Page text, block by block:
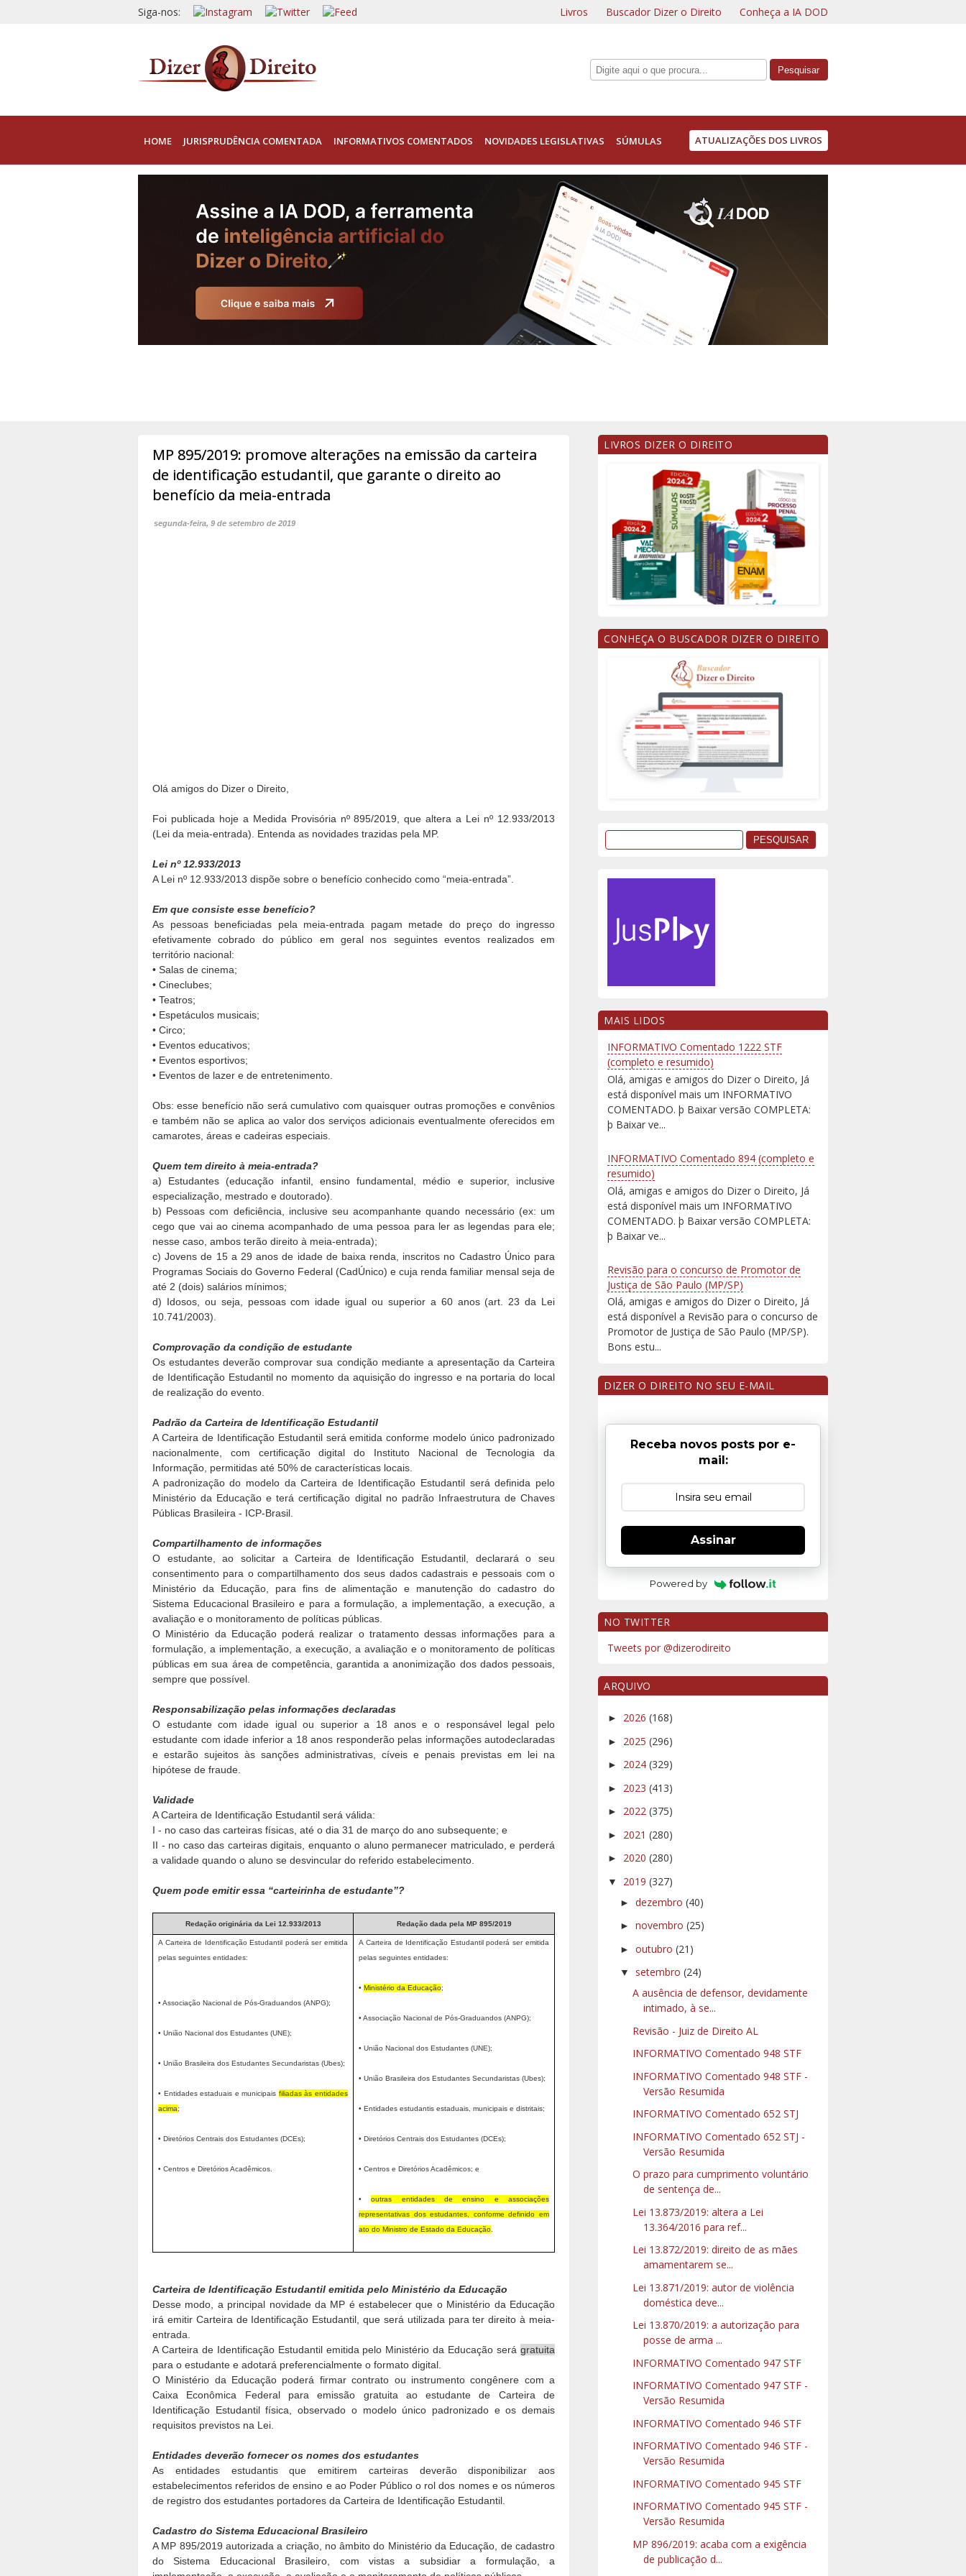
Siga-nos: Livros Buscador Dizer o Direito Conheça a IA DOD
HOME JURISPRUDÊNCIA COMENTADA INFORMATIVOS COMENTADOS NOVIDADES LEGISLATIVAS SÚMULAS ATUALIZAÇÕES DOS LIVROS
MP 895/2019: promove alterações na emissão da carteira
de identificação estudantil, que garante o direito ao
benefício da meia-entrada
segunda-feira, 9 de setembro de 2019
Olá amigos do Dizer o Direito,
Foi publicada hoje a Medida Provisória nº 895/2019, que altera a Lei nº 12.933/2013
(Lei da meia-entrada). Entenda as novidades trazidas pela MP.
Lei nº 12.933/2013
A Lei nº 12.933/2013 dispõe sobre o benefício conhecido como “meia-entrada”.
Em que consiste esse benefício?
As pessoas beneficiadas pela meia-entrada pagam metade do preço do ingresso
efetivamente cobrado do público em geral nos seguintes eventos realizados em
território nacional:
• Salas de cinema;
• Cineclubes;
• Teatros;
• Espetáculos musicais;
• Circo;
• Eventos educativos;
• Eventos esportivos;
• Eventos de lazer e de entretenimento.
Obs: esse benefício não será cumulativo com quaisquer outras promoções e convênios
e também não se aplica ao valor dos serviços adicionais eventualmente oferecidos em
camarotes, áreas e cadeiras especiais.
Quem tem direito à meia-entrada?
a) Estudantes (educação infantil, ensino fundamental, médio e superior, inclusive
especialização, mestrado e doutorado).
b) Pessoas com deficiência, inclusive seu acompanhante quando necessário (ex: um
cego que vai ao cinema acompanhado de uma pessoa para ler as legendas para ele;
nesse caso, ambos terão direito à meia-entrada);
c) Jovens de 15 a 29 anos de idade de baixa renda, inscritos no Cadastro Único para
Programas Sociais do Governo Federal (CadÚnico) e cuja renda familiar mensal seja de
até 2 (dois) salários mínimos;
d) Idosos, ou seja, pessoas com idade igual ou superior a 60 anos (art. 23 da Lei
10.741/2003).
Comprovação da condição de estudante
Os estudantes deverão comprovar sua condição mediante a apresentação da Carteira
de Identificação Estudantil no momento da aquisição do ingresso e na portaria do local
de realização do evento.
Padrão da Carteira de Identificação Estudantil
A Carteira de Identificação Estudantil será emitida conforme modelo único padronizado
nacionalmente, com certificação digital do Instituto Nacional de Tecnologia da
Informação, permitidas até 50% de características locais.
A padronização do modelo da Carteira de Identificação Estudantil será definida pelo
Ministério da Educação e terá certificação digital no padrão Infraestrutura de Chaves
Públicas Brasileira - ICP-Brasil.
Compartilhamento de informações
O estudante, ao solicitar a Carteira de Identificação Estudantil, declarará o seu
consentimento para o compartilhamento dos seus dados cadastrais e pessoais com o
Ministério da Educação, para fins de alimentação e manutenção do cadastro do
Sistema Educacional Brasileiro e para a formulação, a implementação, a execução, a
avaliação e o monitoramento de políticas públicas.
O Ministério da Educação poderá realizar o tratamento dessas informações para a
formulação, a implementação, a execução, a avaliação e o monitoramento de políticas
públicas em sua área de competência, garantida a anonimização dos dados pessoais,
sempre que possível.
Responsabilização pelas informações declaradas
O estudante com idade igual ou superior a 18 anos e o responsável legal pelo
estudante com idade inferior a 18 anos responderão pelas informações autodeclaradas
e estarão sujeitos às sanções administrativas, cíveis e penais previstas em lei na
hipótese de fraude.
Validade
A Carteira de Identificação Estudantil será válida:
I - no caso das carteiras físicas, até o dia 31 de março do ano subsequente; e
II - no caso das carteiras digitais, enquanto o aluno permanecer matriculado, e perderá
a validade quando o aluno se desvincular do referido estabelecimento.
Quem pode emitir essa “carteirinha de estudante”?
Redação originária da Lei 12.933/2013 Redação dada pela MP 895/2019
A Carteira de Identificação Estudantil poderá ser emitida
pelas seguintes entidades:
• Associação Nacional de Pós-Graduandos (ANPG);
• União Nacional dos Estudantes (UNE);
• União Brasileira dos Estudantes Secundaristas (Ubes);
• Entidades estaduais e municipais filiadas às entidades
acima;
• Diretórios Centrais dos Estudantes (DCEs);
• Centros e Diretórios Acadêmicos.
A Carteira de Identificação Estudantil poderá ser emitida
pelas seguintes entidades:
•Ministério da Educação;
• Associação Nacional de Pós-Graduandos (ANPG);
• União Nacional dos Estudantes (UNE);
• União Brasileira dos Estudantes Secundaristas (Ubes);
• Entidades estudantis estaduais, municipais e distritais;
• Diretórios Centrais dos Estudantes (DCEs);
• Centros e Diretórios Acadêmicos; e
•outras entidades de ensino e associações
representativas dos estudantes, conforme definido em
ato do Ministro de Estado da Educação
Carteira de Identificação Estudantil emitida pelo Ministério da Educação
Desse modo, a principal novidade da MP é estabelecer que o Ministério da Educação
irá emitir Carteira de Identificação Estudantil, que será utilizada para ter direito à meia-
entrada.
A Carteira de Identificação Estudantil emitida pelo Ministério da Educação será gratuita
para o estudante e adotará preferencialmente o formato digital.
O Ministério da Educação poderá firmar contrato ou instrumento congênere com a
Caixa Econômica Federal para emissão gratuita ao estudante de Carteira de
Identificação Estudantil física, observado o modelo único padronizado e os demais
requisitos previstos na Lei.
Entidades deverão fornecer os nomes dos estudantes
As entidades estudantis que emitirem carteiras deverão disponibilizar aos
estabelecimentos referidos de ensino e ao Poder Público o rol dos nomes e os números
de registro dos estudantes portadores da Carteira de Identificação Estudantil.
Cadastro do Sistema Educacional Brasileiro
A MP 895/2019 autorizada a criação, no âmbito do Ministério da Educação, de cadastro
do Sistema Educacional Brasileiro, com vistas a subsidiar a formulação, a
LIVROS DIZER O DIREITO
CONHEÇA O BUSCADOR DIZER O DIREITO
MAIS LIDOS
INFORMATIVO Comentado 1222 STF
(completo e resumido)
Olá, amigas e amigos do Dizer o Direito, Já
está disponível mais um INFORMATIVO
COMENTADO. þ Baixar versão COMPLETA:
þ Baixar ve...
INFORMATIVO Comentado 894 (completo e
resumido)
Olá, amigas e amigos do Dizer o Direito, Já
está disponível mais um INFORMATIVO
COMENTADO. þ Baixar versão COMPLETA:
þ Baixar ve...
Revisão para o concurso de Promotor de
Justiça de São Paulo (MP/SP)
Olá, amigas e amigos do Dizer o Direito, Já
está disponível a Revisão para o concurso de
Promotor de Justiça de São Paulo (MP/SP).
Bons estu...
DIZER O DIREITO NO SEU E-MAIL
Receba novos posts por e-
mail:
Assinar
Powered by
NO TWITTER
Tweets por @dizerodireito
ARQUIVO
► 2026 (168)
► 2025 (296)
► 2024 (329)
► 2023 (413)
► 2022 (375)
► 2021 (280)
► 2020 (280)
▼ 2019 (327)
► dezembro (40)
► novembro (25)
► outubro (21)
▼ setembro (24)
A ausência de defensor, devidamente
intimado, à se...
Revisão - Juiz de Direito AL
INFORMATIVO Comentado 948 STF
INFORMATIVO Comentado 948 STF -
Versão Resumida
INFORMATIVO Comentado 652 STJ
INFORMATIVO Comentado 652 STJ -
Versão Resumida
O prazo para cumprimento voluntário
de sentença de...
Lei 13.873/2019: altera a Lei
13.364/2016 para ref...
Lei 13.872/2019: direito de as mães
amamentarem se...
Lei 13.871/2019: autor de violência
doméstica deve...
Lei 13.870/2019: a autorização para
posse de arma ...
INFORMATIVO Comentado 947 STF
INFORMATIVO Comentado 947 STF -
Versão Resumida
INFORMATIVO Comentado 946 STF
INFORMATIVO Comentado 946 STF -
Versão Resumida
INFORMATIVO Comentado 945 STF
INFORMATIVO Comentado 945 STF -
Versão Resumida
MP 896/2019: acaba com a exigência
de publicação d...